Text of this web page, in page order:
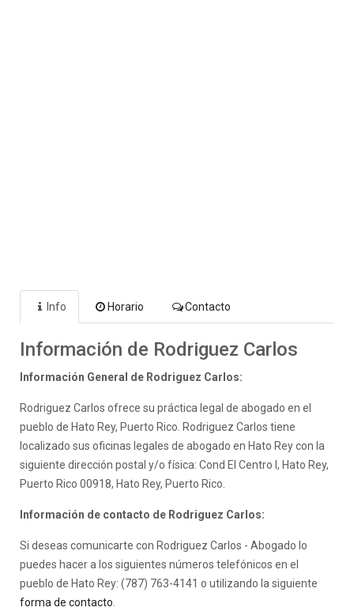
Info Horario Contacto
Información de Rodriguez Carlos
Información General de Rodriguez Carlos:
Rodriguez Carlos ofrece su práctica legal de abogado en el
pueblo de Hato Rey, Puerto Rico. Rodriguez Carlos tiene
localizado sus oficinas legales de abogado en Hato Rey con la
siguiente dirección postal y/o física: Cond El Centro I, Hato Rey,
Puerto Rico 00918, Hato Rey, Puerto Rico.
Información de contacto de Rodriguez Carlos:
Si deseas comunicarte con Rodriguez Carlos - Abogado lo
puedes hacer a los siguientes números telefónicos en el
pueblo de Hato Rey: (787) 763-4141 o utilizando la siguiente
forma de contacto